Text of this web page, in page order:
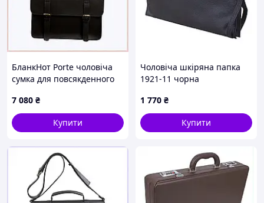
БланкНот Porte чоловіча
сумка для повсякденного
7 080 ₴
Купити
Чоловіча шкіряна папка
1921-11 чорна
1 770 ₴
Купити